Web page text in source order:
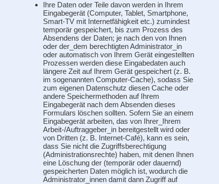
Ihre Daten oder Teile davon werden in Ihrem
Eingabegerät (Computer, Tablet, Smartphone,
Smart-TV mit Internetfähigkeit etc.) zumindest
temporär gespeichert, bis zum Prozess des
Absendens der Daten; je nach den von Ihnen
oder der_dem berechtigten Administrator_in
oder automatisch von Ihrem Gerät eingestellten
Prozessen werden diese Eingabedaten auch
längere Zeit auf Ihrem Gerät gespeichert (z. B.
im sogenannten Computer-Cache), sodass Sie
zum eigenen Datenschutz diesen Cache oder
andere Speichermethoden auf Ihrem
Eingabegerät nach dem Absenden dieses
Formulars löschen sollten. Sofern Sie an einem
Eingabegerät arbeiten, das von Ihrer_Ihrem
Arbeit-/Auftraggeber_in bereitgestellt wird oder
von Dritten (z. B. Internet-Café), kann es sein,
dass Sie nicht die Zugriffsberechtigung
(Administrationsrechte) haben, mit denen Ihnen
eine Löschung der (temporär oder dauernd)
gespeicherten Daten möglich ist, wodurch die
Administrator_innen damit dann Zugriff auf